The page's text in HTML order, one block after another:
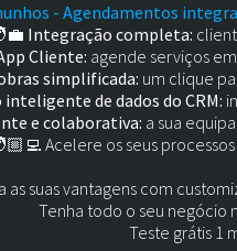
- Agendamentos
Integração completa:
Cliente: agende serviços
simplificada: um clique
de dados do CRM:
e colaborativa: a sua
Acelere os seus
as suas vantagens com
Tenha todo o seu negócio
Teste grátis 1